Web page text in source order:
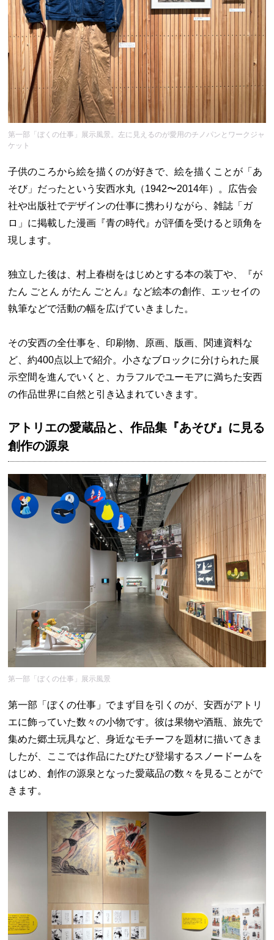
第一部「ぼくの仕事」展示風景。左に見えるのが愛用のチノパンとワークジャ
ケット
子供のころから絵を描くのが好きで、絵を描くことが「あ
そび」だったという安西水丸（1942〜2014年）。広告会
社や出版社でデザインの仕事に携わりながら、雑誌「ガ
ロ」に掲載した漫画『青の時代』が評価を受けると頭角を
現します。
独立した後は、村上春樹をはじめとする本の装丁や、『が
たん ごとん がたん ごとん』など絵本の創作、エッセイの
執筆などで活動の幅を広げていきました。
その安西の全仕事を、印刷物、原画、版画、関連資料な
ど、約400点以上で紹介。小さなブロックに分けられた展
示空間を進んでいくと、カラフルでユーモアに満ちた安西
の作品世界に自然と引き込まれていきます。
アトリエの愛蔵品と、作品集『あそび』に見る
創作の源泉
第一部「ぼくの仕事」展示風景
第一部「ぼくの仕事」でまず目を引くのが、安西がアトリ
エに飾っていた数々の小物です。彼は果物や酒瓶、旅先で
集めた郷土玩具など、身近なモチーフを題材に描いてきま
したが、ここでは作品にたびたび登場するスノードームを
はじめ、創作の源泉となった愛蔵品の数々を見ることがで
きます。